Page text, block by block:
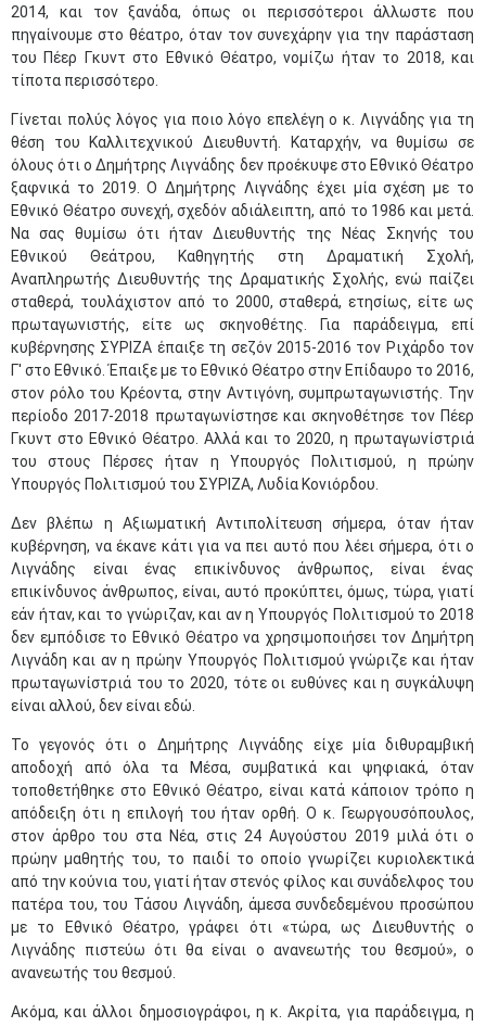
2014, και τον ξανάδα, όπως οι περισσότεροι άλλωστε που
πηγαίνουμε στο θέατρο, όταν τον συνεχάρην για την παράσταση
του Πέερ Γκυντ στο Εθνικό Θέατρο, νομίζω ήταν το 2018, και
τίποτα περισσότερο.
Γίνεται πολύς λόγος για ποιο λόγο επελέγη ο κ. Λιγνάδης για τη
θέση του Καλλιτεχνικού Διευθυντή. Καταρχήν, να θυμίσω σε
όλους ότι ο Δημήτρης Λιγνάδης δεν προέκυψε στο Εθνικό Θέατρο
ξαφνικά το 2019. Ο Δημήτρης Λιγνάδης έχει μία σχέση με το
Εθνικό Θέατρο συνεχή, σχεδόν αδιάλειπτη, από το 1986 και μετά.
Να σας θυμίσω ότι ήταν Διευθυντής της Νέας Σκηνής του
Εθνικού Θεάτρου, Καθηγητής στη Δραματική Σχολή,
Αναπληρωτής Διευθυντής της Δραματικής Σχολής, ενώ παίζει
σταθερά, τουλάχιστον από το 2000, σταθερά, ετησίως, είτε ως
πρωταγωνιστής, είτε ως σκηνοθέτης. Για παράδειγμα, επί
κυβέρνησης ΣΥΡΙΖΑ έπαιξε τη σεζόν 2015-2016 τον Ριχάρδο τον
Γ' στο Εθνικό. Έπαιξε με το Εθνικό Θέατρο στην Επίδαυρο το 2016,
στον ρόλο του Κρέοντα, στην Αντιγόνη, συμπρωταγωνιστής. Την
περίοδο 2017-2018 πρωταγωνίστησε και σκηνοθέτησε τον Πέερ
Γκυντ στο Εθνικό Θέατρο. Αλλά και το 2020, η πρωταγωνίστριά
του στους Πέρσες ήταν η Υπουργός Πολιτισμού, η πρώην
Υπουργός Πολιτισμού του ΣΥΡΙΖΑ, Λυδία Κονιόρδου.
Δεν βλέπω η Αξιωματική Αντιπολίτευση σήμερα, όταν ήταν
κυβέρνηση, να έκανε κάτι για να πει αυτό που λέει σήμερα, ότι ο
Λιγνάδης είναι ένας επικίνδυνος άνθρωπος, είναι ένας
επικίνδυνος άνθρωπος, είναι, αυτό προκύπτει, όμως, τώρα, γιατί
εάν ήταν, και το γνώριζαν, και αν η Υπουργός Πολιτισμού το 2018
δεν εμπόδισε το Εθνικό Θέατρο να χρησιμοποιήσει τον Δημήτρη
Λιγνάδη και αν η πρώην Υπουργός Πολιτισμού γνώριζε και ήταν
πρωταγωνίστριά του το 2020, τότε οι ευθύνες και η συγκάλυψη
είναι αλλού, δεν είναι εδώ.
Το γεγονός ότι ο Δημήτρης Λιγνάδης είχε μία διθυραμβική
αποδοχή από όλα τα Μέσα, συμβατικά και ψηφιακά, όταν
τοποθετήθηκε στο Εθνικό Θέατρο, είναι κατά κάποιον τρόπο η
απόδειξη ότι η επιλογή του ήταν ορθή. Ο κ. Γεωργουσόπουλος,
στον άρθρο του στα Νέα, στις 24 Αυγούστου 2019 μιλά ότι ο
πρώην μαθητής του, το παιδί το οποίο γνωρίζει κυριολεκτικά
από την κούνια του, γιατί ήταν στενός φίλος και συνάδελφος του
πατέρα του, του Τάσου Λιγνάδη, άμεσα συνδεδεμένου προσώπου
με το Εθνικό Θέατρο, γράφει ότι «τώρα, ως Διευθυντής ο
Λιγνάδης πιστεύω ότι θα είναι ο ανανεωτής του θεσμού», ο
ανανεωτής του θεσμού.
Ακόμα, και άλλοι δημοσιογράφοι, η κ. Ακρίτα, για παράδειγμα, η